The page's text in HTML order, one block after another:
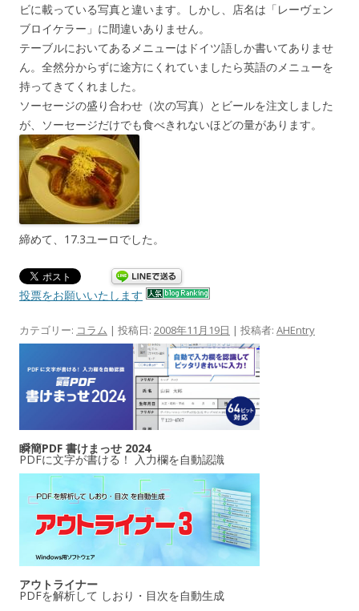
ビに載っている写真と違います。しかし、店名は「レーヴェン
ブロイケラー」に間違いありません。
テーブルにおいてあるメニューはドイツ語しか書いてありませ
ん。全然分からずに途方にくれていましたら英語のメニューを
持ってきてくれました。
ソーセージの盛り合わせ（次の写真）とビールを注文しました
が、ソーセージだけでも食べきれないほどの量があります。
締めて、17.3ユーロでした。
投票をお願いいたします
カテゴリー: コラム | 投稿日: 2008年11月19日 | 投稿者: AHEntry
瞬簡PDF 書けまっせ 2024
PDFに文字が書ける！ 入力欄を自動認識
アウトライナー
PDFを解析して しおり・目次を自動生成